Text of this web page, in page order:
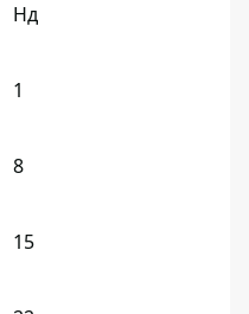
Нд
1
8
15